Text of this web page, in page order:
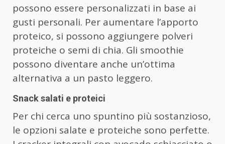
possono essere personalizzati in base ai
gusti personali. Per aumentare l’apporto
proteico, si possono aggiungere polveri
proteiche o semi di chia. Gli smoothie
possono diventare anche un’ottima
alternativa a un pasto leggero.
Snack salati e proteici
Per chi cerca uno spuntino più sostanzioso,
le opzioni salate e proteiche sono perfette.